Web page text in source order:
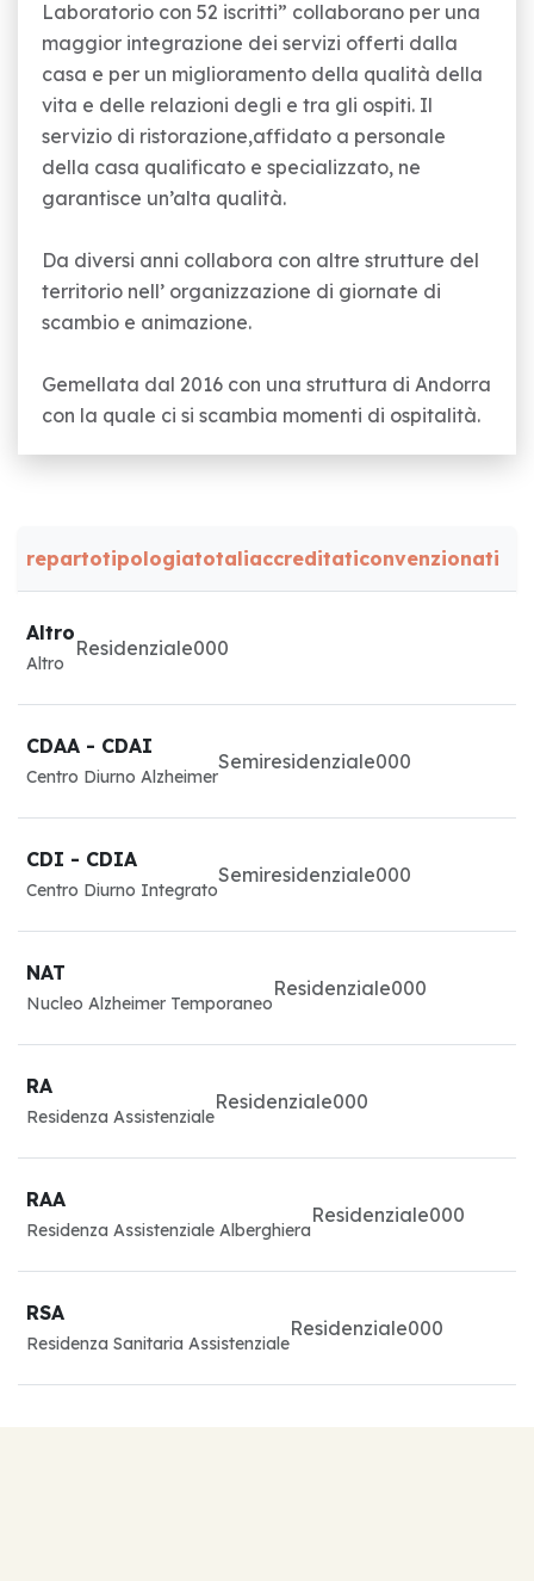
Laboratorio con 52 iscritti” collaborano per una
maggior integrazione dei servizi offerti dalla
casa e per un miglioramento della qualità della
vita e delle relazioni degli e tra gli ospiti. Il
servizio di ristorazione,affidato a personale
della casa qualificato e specializzato, ne
garantisce un’alta qualità.
Da diversi anni collabora con altre strutture del
territorio nell’ organizzazione di giornate di
scambio e animazione.
Gemellata dal 2016 con una struttura di Andorra
con la quale ci si scambia momenti di ospitalità.
repartotipologiatotaliaccreditaticonvenzionati
Altro
Altro
Residenziale000
CDAA - CDAI
Centro Diurno Alzheimer
Semiresidenziale000
CDI - CDIA
Centro Diurno Integrato
Semiresidenziale000
NAT
Nucleo Alzheimer Temporaneo
Residenziale000
RA
Residenza Assistenziale
Residenziale000
RAA
Residenza Assistenziale Alberghiera
Residenziale000
RSA
Residenza Sanitaria Assistenziale
Residenziale000